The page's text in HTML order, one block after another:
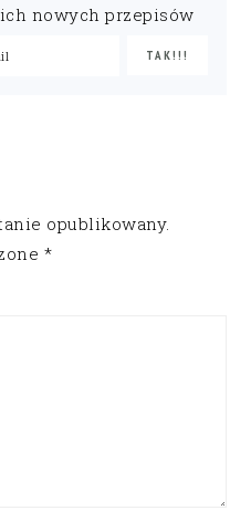
nowych przepisów
opublikowany.
*